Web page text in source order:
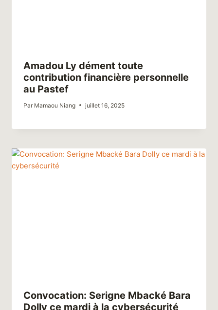
Amadou Ly dément toute
contribution financière personnelle
au Pastef
Par Mamaou Niang juillet 16, 2025
Convocation: Serigne Mbacké Bara
Dolly ce mardi à la cybersécurité